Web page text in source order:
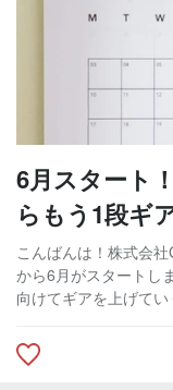
6月スタート
らもう1段ギ
こんばんは！株式会
から6月がスタートし
向けてギアを上げて